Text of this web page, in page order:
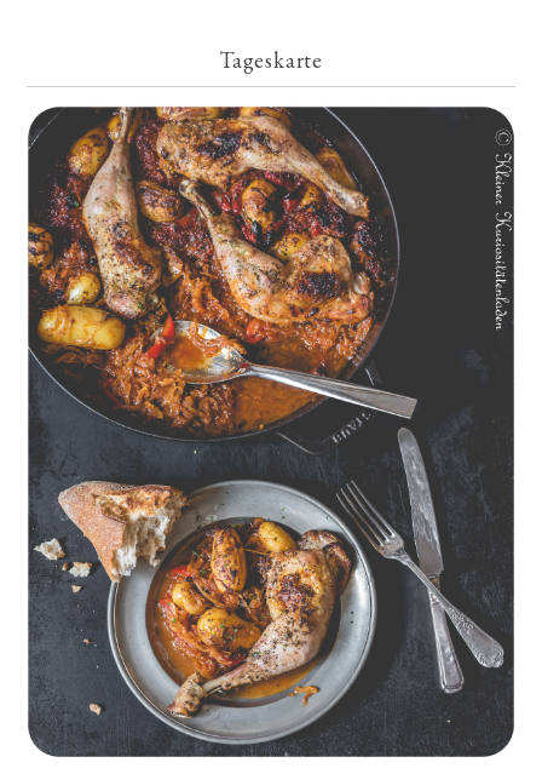
Tageskarte
Geschmorte Hähnchenschenkel auf Paprikakraut und kleinen
Kartoffeln